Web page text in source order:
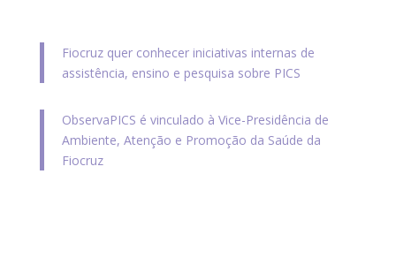
Fiocruz quer conhecer iniciativas internas de
assistência, ensino e pesquisa sobre PICS
ObservaPICS é vinculado à Vice-Presidência de
Ambiente, Atenção e Promoção da Saúde da
Fiocruz